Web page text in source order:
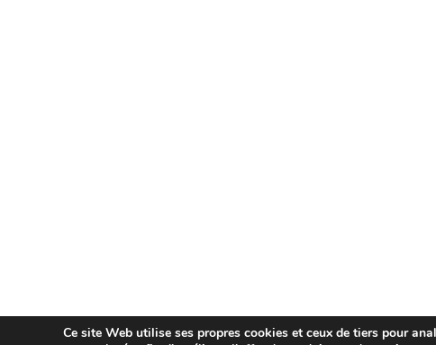
Ce site Web utilise ses propres cookies et ceux de tiers pour